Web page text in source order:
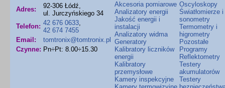
Adres:
92-306 Łódź,
ul. Jurczyńskiego 34
Telefon: 42 676 0633,
42 674 7455
Email:
tomtronix@tomtronix.pl
Czynne: Pn÷Pt: 8.00÷15.30
Akcesoria pomiarowe
Analizatory energii
Jakość energii i
instalacji
Analizatory widma
Generatory
Kalibratory liczników
energii
Kalibratory
przemysłowe
Kamery inspekcyjne
Oscyloskopy
Światłomierze i
sonometry
Termometry i
higrometry
Pozostałe
Programy
Reflektometry
Testery
akumulatorów
Testery